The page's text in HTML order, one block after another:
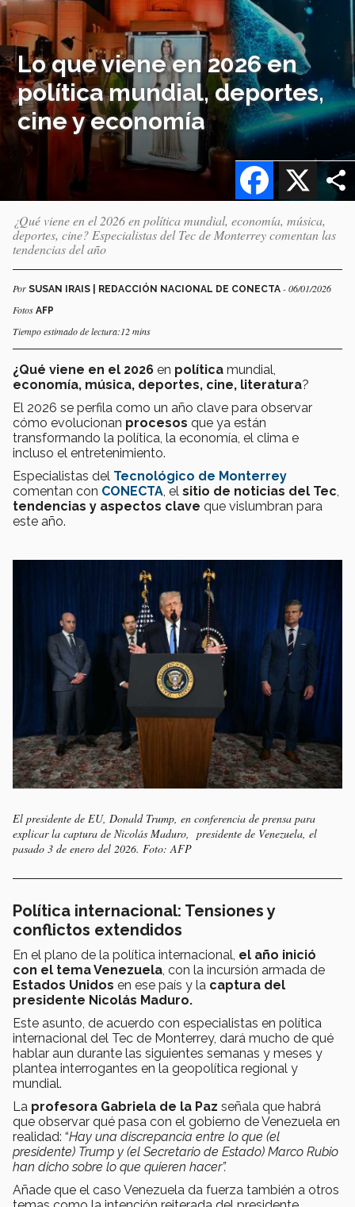
Lo que viene en 2026 en
política mundial, deportes,
cine y economía
X
Facebook
¿Qué viene en el 2026 en política mundial, economía, música,
deportes, cine? Especialistas del Tec de Monterrey comentan las
tendencias del año
Por SUSAN IRAIS | REDACCIÓN NACIONAL DE CONECTA - 06/01/2026
Fotos AFP
Tiempo estimado de lectura:12 mins
¿Qué viene en el 2026 en política mundial,
economía, música, deportes, cine, literatura?
El 2026 se perfila como un año clave para observar
cómo evolucionan procesos que ya están
transformando la política, la economía, el clima e
incluso el entretenimiento.
Especialistas del Tecnológico de Monterrey
comentan con CONECTA , el sitio de noticias del Tec
tendencias y aspectos clave que vislumbran para
este año.
El presidente de EU, Donald Trump, en conferencia de prensa para
explicar la captura de Nicolás Maduro, presidente de Venezuela, el
pasado 3 de enero del 2026. Foto: AFP
Política internacional: Tensiones y
conflictos extendidos
En el plano de la política internacional, el año inició
con el tema Venezuela , con la incursión armada de
Estados Unidos en ese país y la captura del
presidente Nicolás Maduro.
Este asunto, de acuerdo con especialistas en política
internacional del Tec de Monterrey, dará mucho de qué
hablar aun durante las siguientes semanas y meses y
plantea interrogantes en la geopolítica regional y
mundial.
La profesora Gabriela de la Paz señala que habrá
que observar qué pasa con el gobierno de Venezuela en
realidad: “Hay una discrepancia entre lo que (el
presidente) Trump y (el Secretario de Estado) Marco Rubio
han dicho sobre lo que quieren hacer”.
Añade que el caso Venezuela da fuerza también a otros